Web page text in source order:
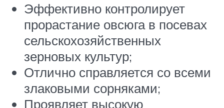
Эффективно контролирует
прорастание овсюга в посевах
сельскохозяйственных
зерновых культур;
Отлично справляется со всеми
злаковыми сорняками;
Проявляет высокую